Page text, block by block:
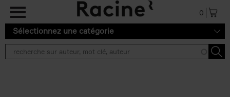
Aller au contenu principal
0
Sélectionnez une catégorie